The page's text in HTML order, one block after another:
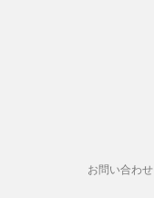
お問い合わせ